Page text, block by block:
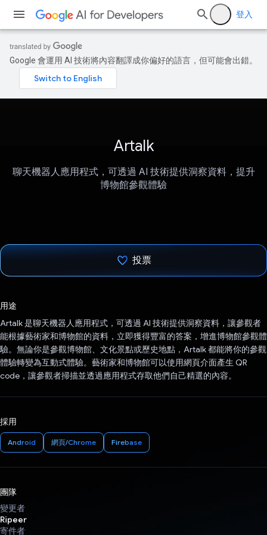
登入
Google 會運用 AI 技術將內容翻譯成你偏好的語言，但可能會出錯。
Artalk
聊天機器人應用程式，可透過 AI 技術提供洞察資料，提升
博物館參觀體驗
投票
用途
Artalk 是聊天機器人應用程式，可透過 AI 技術提供洞察資料，讓參觀者
能根據藝術家和博物館的資料，立即獲得豐富的答案，增進博物館參觀體
驗。無論你是參觀博物館、文化景點或歷史地點，Artalk 都能將你的參觀
體驗轉變為互動式體驗。藝術家和博物館可以使用網頁介面產生 QR
code，讓參觀者掃描並透過應用程式存取他們自己精選的內容。
採用
Android 網頁/Chrome Firebase
團隊
變更者
Ripeer
寄件者